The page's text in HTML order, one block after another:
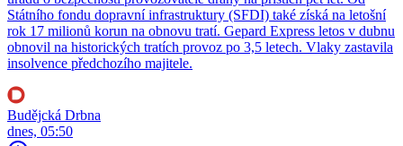
Státního fondu dopravní infrastruktury (SFDI) také získá na letošní
rok 17 milionů korun na obnovu tratí. Gepard Express letos v dubnu
obnovil na historických tratích provoz po 3,5 letech. Vlaky zastavila
insolvence předchozího majitele.
Budějcká Drbna
dnes, 05:50